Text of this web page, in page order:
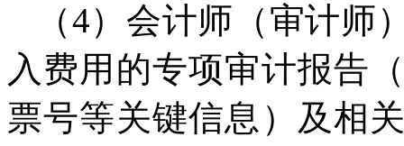
（4）会计师（审计师
入费用的专项审计报告
票号等关键信息）及相